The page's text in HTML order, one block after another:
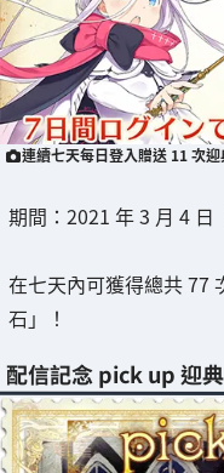
連續七天每日登入贈送 11 次
期間：2021 年 3 月 4 日
在七天內可獲得總共 77
石」！
配信記念 pick up 迎典